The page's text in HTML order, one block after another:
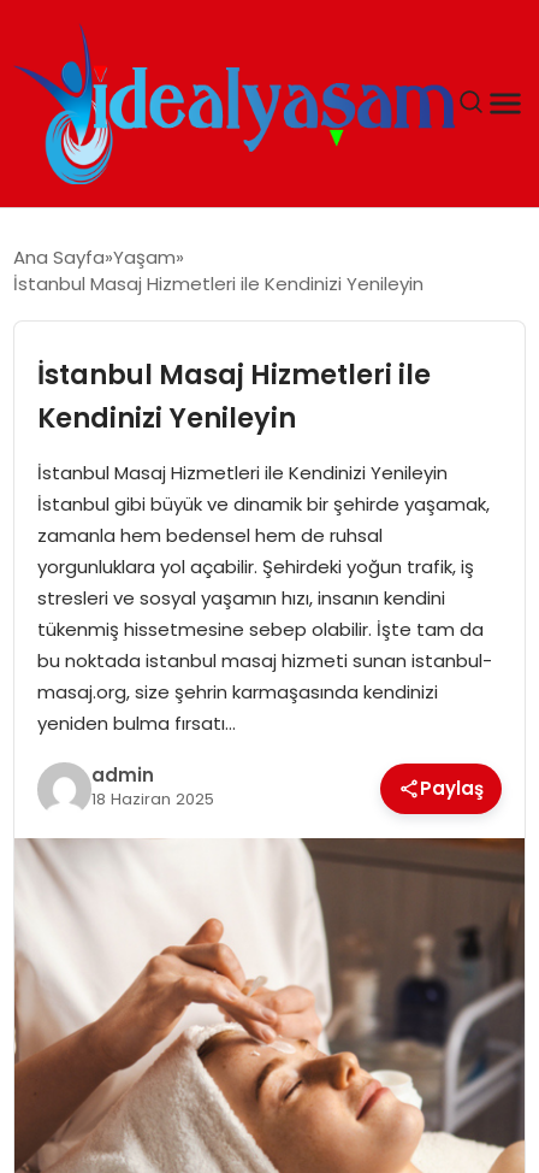
EKONOMI
İDEAL YAŞAM
İDEAL SPOR
YAŞAM
MAGAZIN
SAĞLIK
SOSYAL HABER
Ana Sayfa Yaşam
İstanbul Masaj Hizmetleri ile Kendinizi Yenileyin
İstanbul Masaj Hizmetleri ile
Kendinizi Yenileyin
İstanbul Masaj Hizmetleri ile Kendinizi Yenileyin
İstanbul gibi büyük ve dinamik bir şehirde yaşamak,
zamanla hem bedensel hem de ruhsal
yorgunluklara yol açabilir. Şehirdeki yoğun trafik, iş
stresleri ve sosyal yaşamın hızı, insanın kendini
tükenmiş hissetmesine sebep olabilir. İşte tam da
bu noktada istanbul masaj hizmeti sunan istanbul-
masaj.org, size şehrin karmaşasında kendinizi
yeniden bulma fırsatı…
admin
18 Haziran 2025 Paylaş